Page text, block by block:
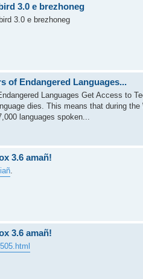
3.0 e brezhoneg
3.0 e brezhoneg
of Endangered Languages...
Languages Get Access to
dies. This means that during
languages spoken...
3.6 amañ!
.
3.6 amañ!